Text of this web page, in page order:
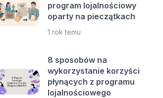
program lojalnościowy
oparty na pieczątkach
1 rok temu
8 sposobów na
wykorzystanie korzyści
płynących z programu
lojalnościowego